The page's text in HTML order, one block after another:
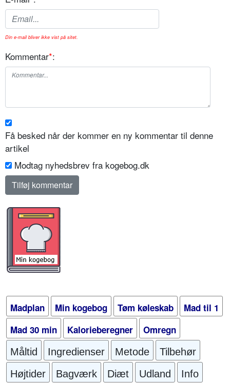
Din e-mail bliver ikke vist på sitet.
Kommentar*:
Få besked når der kommer en ny kommentar til denne
artikel
Modtag nyhedsbrev fra kogebog.dk
Madplan Min kogebog Tøm køleskab
Mad til 1
Mad 30 min
Kalorieberegner Omregn
Måltid Ingredienser Metode
Tilbehør
Højtider
Bagværk Diæt Udland Info